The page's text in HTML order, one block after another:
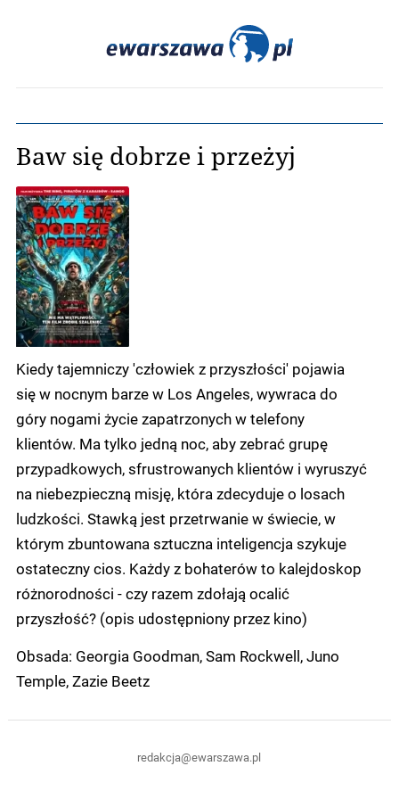
Baw się dobrze i przeżyj
Kiedy tajemniczy 'człowiek z przyszłości' pojawia
się w nocnym barze w Los Angeles, wywraca do
góry nogami życie zapatrzonych w telefony
klientów. Ma tylko jedną noc, aby zebrać grupę
przypadkowych, sfrustrowanych klientów i wyruszyć
na niebezpieczną misję, która zdecyduje o losach
ludzkości. Stawką jest przetrwanie w świecie, w
którym zbuntowana sztuczna inteligencja szykuje
ostateczny cios. Każdy z bohaterów to kalejdoskop
różnorodności - czy razem zdołają ocalić
przyszłość? (opis udostępniony przez kino)
Obsada: Georgia Goodman, Sam Rockwell, Juno
Temple, Zazie Beetz
redakcja@ewarszawa.pl